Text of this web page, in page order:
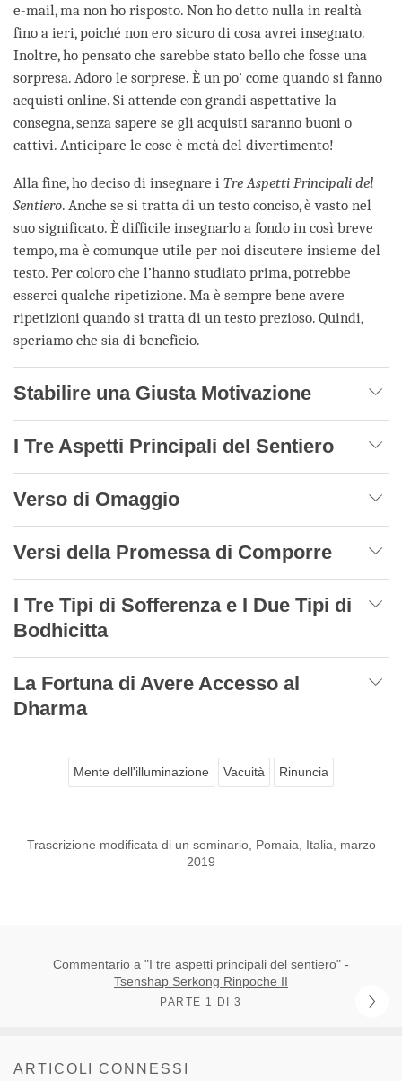
e-mail, ma non ho risposto. Non ho detto nulla in realtà
fino a ieri, poiché non ero sicuro di cosa avrei insegnato.
Inoltre, ho pensato che sarebbe stato bello che fosse una
sorpresa. Adoro le sorprese. È un po’ come quando si fanno
acquisti online. Si attende con grandi aspettative la
consegna, senza sapere se gli acquisti saranno buoni o
cattivi. Anticipare le cose è metà del divertimento!
Alla fine, ho deciso di insegnare i Tre Aspetti Principali del
Sentiero. Anche se si tratta di un testo conciso, è vasto nel
suo significato. È difficile insegnarlo a fondo in così breve
tempo, ma è comunque utile per noi discutere insieme del
testo. Per coloro che l’hanno studiato prima, potrebbe
esserci qualche ripetizione. Ma è sempre bene avere
ripetizioni quando si tratta di un testo prezioso. Quindi,
speriamo che sia di beneficio.
Stabilire una Giusta Motivazione
I Tre Aspetti Principali del Sentiero
Verso di Omaggio
Versi della Promessa di Comporre
I Tre Tipi di Sofferenza e I Due Tipi di
Bodhicitta
La Fortuna di Avere Accesso al
Dharma
Mente dell'illuminazione Vacuità Rinuncia
Trascrizione modificata di un seminario, Pomaia, Italia, marzo
2019
Commentario a "I tre aspetti principali del sentiero" -
Tsenshap Serkong Rinpoche II
PARTE 1 DI 3
ARTICOLI CONNESSI